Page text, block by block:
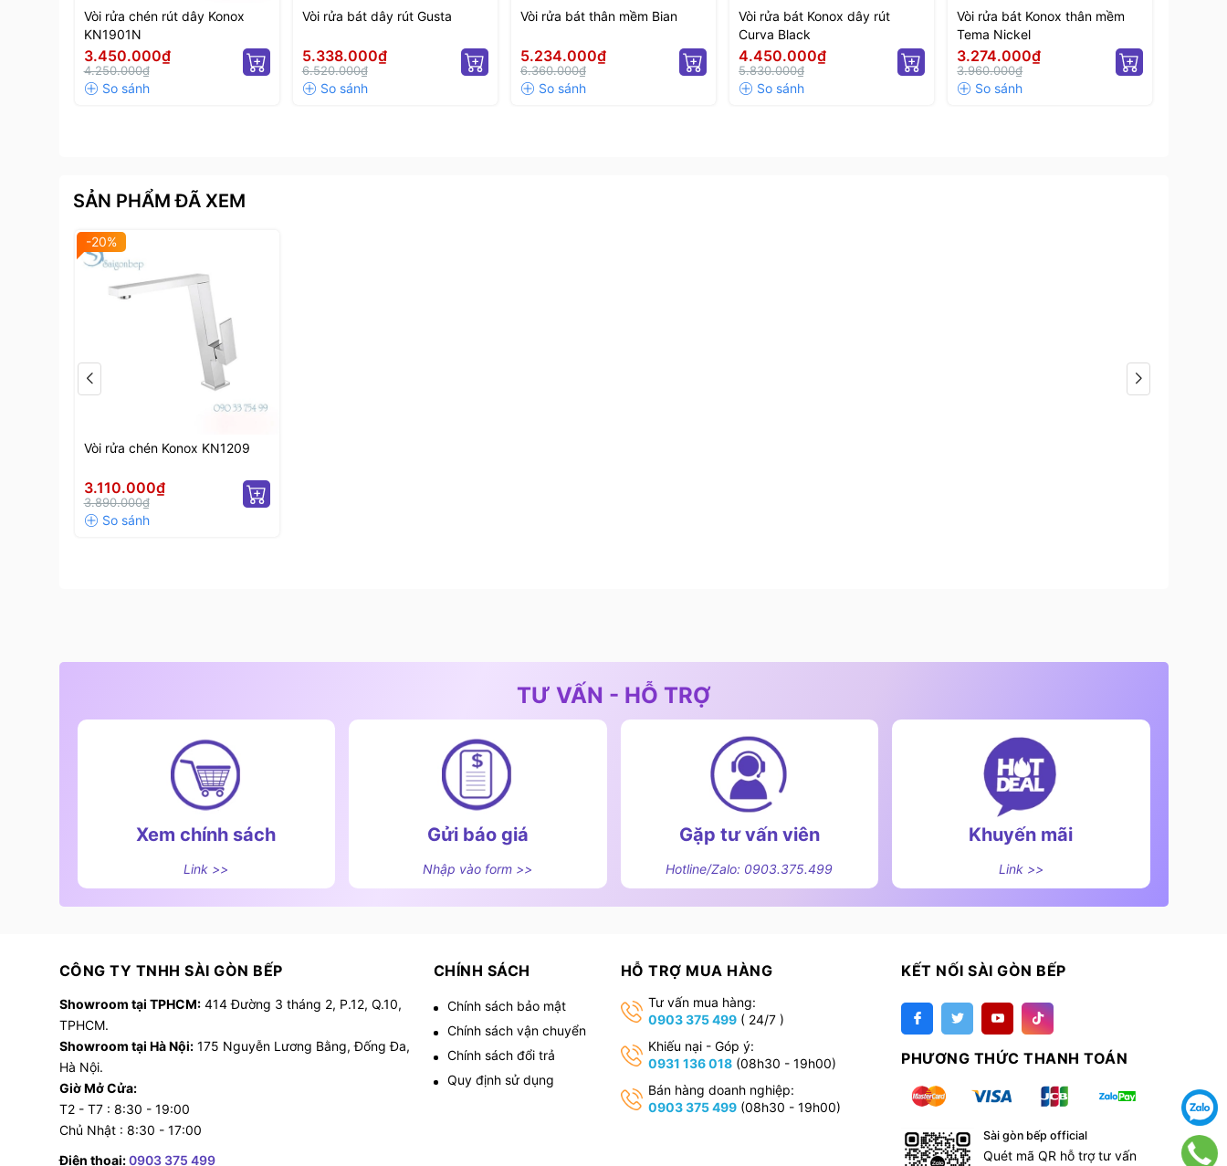
Vòi rửa chén rút dây Konox
KN1901N
3.450.000₫
4.250.000₫
Vòi rửa bát dây rút Gusta
5.338.000₫
6.520.000₫
Vòi rửa bát thân mềm Bian
5.234.000₫
6.360.000₫
Vòi rửa bát Konox dây rút
Curva Black
4.450.000₫
5.830.000₫
Vòi rửa bát Konox thân mềm
Tema Nickel
3.274.000₫
3.960.000₫
SẢN PHẨM ĐÃ XEM
-20%
Vòi rửa chén Konox KN1209
3.110.000₫
3.890.000₫
TƯ VẤN - HỖ TRỢ
Xem chính sách
Link >>
Gửi báo giá
Nhập vào form >>
Gặp tư vấn viên
Hotline/Zalo: 0903.375.499
Khuyến mãi
Link >>
CÔNG TY TNHH SÀI GÒN BẾP
Showroom tại TPHCM:414 Đường 3 tháng 2, P.12, Q.10,
TPHCM.
Showroom tại Hà Nội:175 Nguyễn Lương Bằng, Đống Đa,
Hà Nội.
Giờ Mở Cửa:
T2 - T7 : 8:30 - 19:00
Chủ Nhật : 8:30 - 17:00
Điện thoại:0903 375 499
CHÍNH SÁCH
Chính sách bảo mật
Chính sách vận chuyển
Chính sách đổi trả
Quy định sử dụng
HỖ TRỢ MUA HÀNG
Tư vấn mua hàng:
0903 375 499( 24/7 )
Khiếu nại - Góp ý:
0931 136 018(08h30 - 19h00)
Bán hàng doanh nghiệp:
0903 375 499(08h30 - 19h00)
KẾT NỐI SÀI GÒN BẾP
PHƯƠNG THỨC THANH TOÁN
Sài gòn bếp official
Quét mã QR hỗ trợ tư vấn